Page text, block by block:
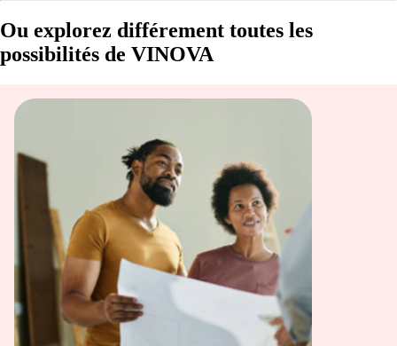
Ou explorez différement toutes les
possibilités de VINOVA